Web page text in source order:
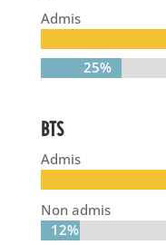
Admis
25%
25%
BTS
Admis
Non admis
12%
12%